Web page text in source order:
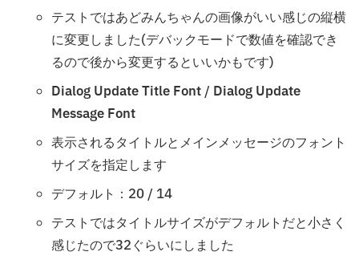
テストではあどみんちゃんの画像がいい感じの縦横
に変更しました(デバックモードで数値を確認でき
るので後から変更するといいかもです)
Dialog Update Title Font/ Dialog Update
Message Font
表示されるタイトルとメインメッセージのフォント
サイズを指定します
デフォルト：20 / 14
テストではタイトルサイズがデフォルトだと小さく
感じたので32ぐらいにしました